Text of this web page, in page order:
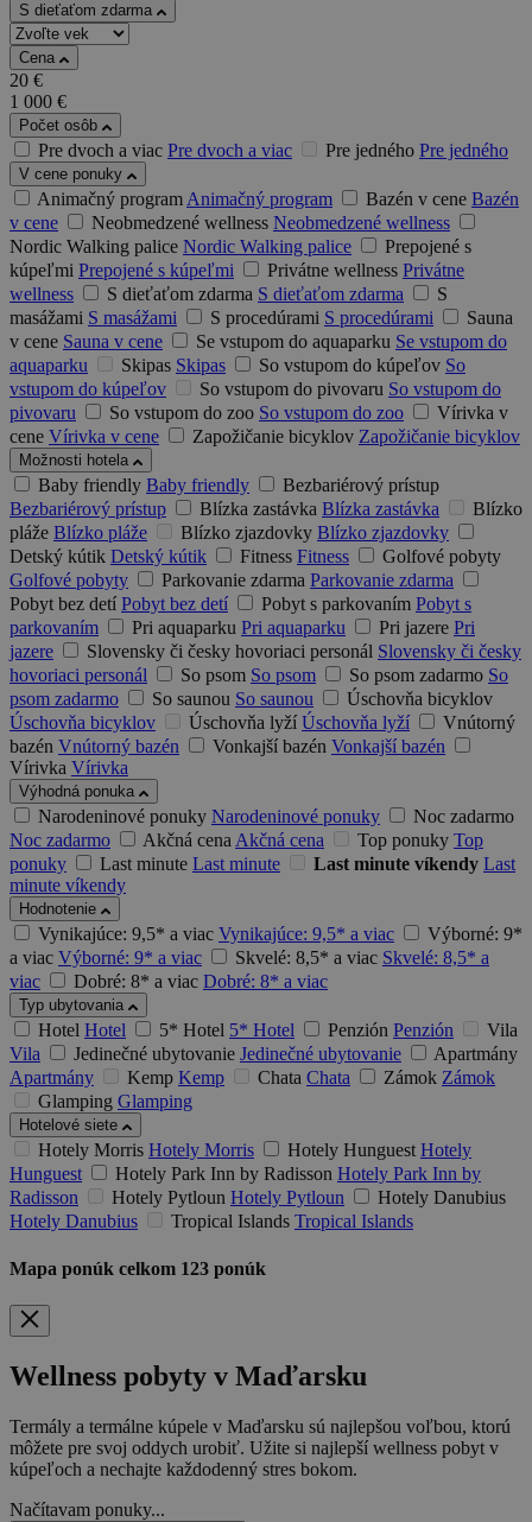
S dieťaťom zdarma
Cena
20 €
1 000 €
Počet osôb
Pre dvoch a viac Pre dvoch a viac Pre jedného Pre jedného
V cene ponuky
Animačný programAnimačný program Bazén v cene Bazén
v cene
Neobmedzené wellness Neobmedzené wellness
Nordic Walking palice Nordic Walking palice
Prepojené s
kúpeľmi Prepojené s kúpeľmi Privátne wellness Privátne
wellness
S dieťaťom zdarma S dieťaťom zdarma
S
masážami S masážami S procedúrami S procedúrami
Sauna
v cene Sauna v cene Se vstupom do aquaparku Se vstupom do
aquaparku
Skipas Skipas So vstupom do kúpeľov So
vstupom do kúpeľov
So vstupom do pivovaru So vstupom do
pivovaru
So vstupom do zoo So vstupom do zoo
Vírivka v
cene Vírivka v cene Zapožičanie bicyklov Zapožičanie bicyklov
Možnosti hotela
Baby friendly Baby friendly
Bezbariérový prístup
Bezbariérový prístup
Blízka zastávka Blízka zastávka
Blízko
pláže Blízko pláže Blízko zjazdovky Blízko zjazdovky
Detský kútik Detský kútik Fitness Fitness
Golfové pobyty
Golfové pobyty
Parkovanie zdarma Parkovanie zdarma
Pobyt bez detí Pobyt bez detí Pobyt s parkovaním Pobyt s
parkovaním
Pri aquaparku Pri aquaparku Pri jazere Pri
jazere
Slovensky či česky hovoriaci personál Slovensky či česky
hovoriaci personál
So psom So psom So psom zadarmo So
psom zadarmo
So saunou So saunou
Úschovňa bicyklov
Úschovňa bicyklov
Úschovňa lyží Úschovňa lyží
Vnútorný
bazén Vnútorný bazén Vonkajší bazén Vonkajší bazén
Vírivka Vírivka
Výhodná ponuka
Narodeninové ponuky Narodeninové ponuky
Noc zadarmo
Noc zadarmo
Akčná cenaAkčná cena Top ponuky Top
ponuky
Last minute Last minute Last minute víkendy Last
minute víkendy
Hodnotenie
Vynikajúce: 9,5* a viac Vynikajúce: 9,5* a viac
Výborné: 9*
a viac Výborné: 9* a viac Skvelé: 8,5* a viac Skvelé: 8,5* a
viac
Dobré: 8* a viac Dobré: 8* a viac
Typ ubytovania
Hotel Hotel 5* Hotel 5* Hotel Penzión Penzión
Vila
Vila
Jedinečné ubytovanie Jedinečné ubytovanie
Apartmány
Apartmány
Kemp Kemp Chata Chata Zámok Zámok
Glamping Glamping
Hotelové siete
Hotely Morris Hotely Morris Hotely Hunguest Hotely
Hunguest
Hotely Park Inn by Radisson Hotely Park Inn by
Radisson
Hotely Pytloun Hotely Pytloun
Hotely Danubius
Hotely Danubius
Tropical Islands Tropical Islands
Mapa ponúk celkom 123 ponúk
Wellness pobyty v Maďarsku
Termály a termálne kúpele v Maďarsku sú najlepšou voľbou, ktorú
môžete pre svoj oddych urobiť. Užite si najlepší wellness pobyt v
kúpeľoch a nechajte každodenný stres bokom.
Načítavam ponuky...